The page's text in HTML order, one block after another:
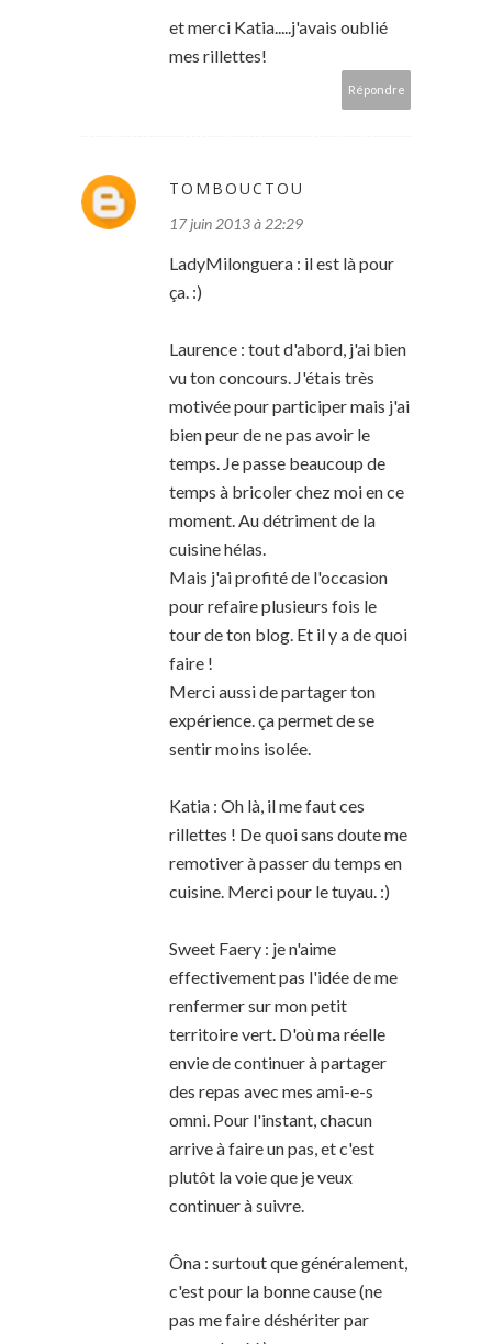
et merci Katia.....j'avais oublié
mes rillettes!
Répondre
TOMBOUCTOU
17 juin 2013 à 22:29
LadyMilonguera : il est là pour
ça. :)
Laurence : tout d'abord, j'ai bien
vu ton concours. J'étais très
motivée pour participer mais j'ai
bien peur de ne pas avoir le
temps. Je passe beaucoup de
temps à bricoler chez moi en ce
moment. Au détriment de la
cuisine hélas.
Mais j'ai profité de l'occasion
pour refaire plusieurs fois le
tour de ton blog. Et il y a de quoi
faire !
Merci aussi de partager ton
expérience. ça permet de se
sentir moins isolée.
Katia : Oh là, il me faut ces
rillettes ! De quoi sans doute me
remotiver à passer du temps en
cuisine. Merci pour le tuyau. :)
Sweet Faery : je n'aime
effectivement pas l'idée de me
renfermer sur mon petit
territoire vert. D'où ma réelle
envie de continuer à partager
des repas avec mes ami-e-s
omni. Pour l'instant, chacun
arrive à faire un pas, et c'est
plutôt la voie que je veux
continuer à suivre.
Ôna : surtout que généralement,
c'est pour la bonne cause (ne
pas me faire déshériter par